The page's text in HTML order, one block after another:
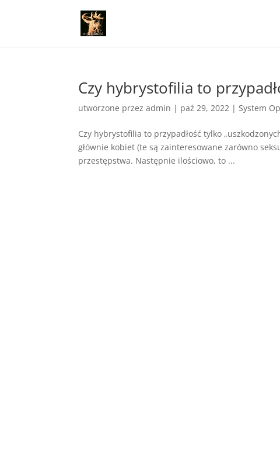
Czy hybrystofilia to
utworzone przezadmin | paź 29, 2022 |System
Czy hybrystofilia to przypadłość tylko
głównie kobiet (te są zainteresowane zarówno
przestępstwa. Następnie ilościowo, to ...